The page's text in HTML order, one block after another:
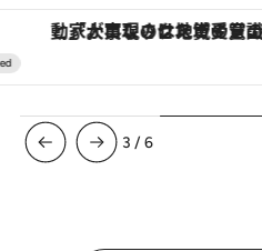
3 /6